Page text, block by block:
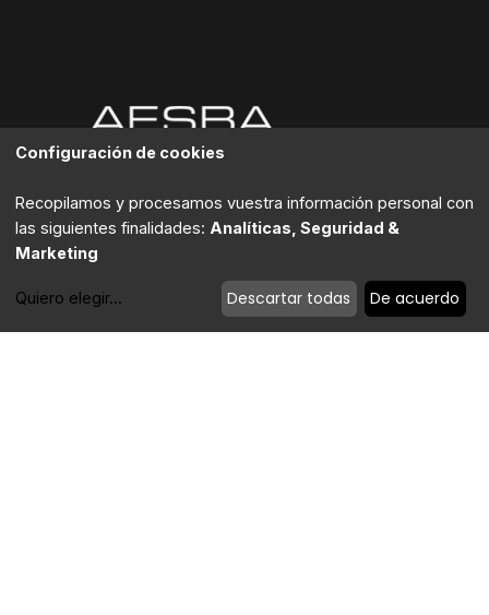
Modificar cookies
Configuración de cookies
Recopilamos y procesamos vuestra información personal con
las siguientes finalidades: Analíticas, Seguridad &
Marketing
Quiero elegir... Descartar todas De acuerdo